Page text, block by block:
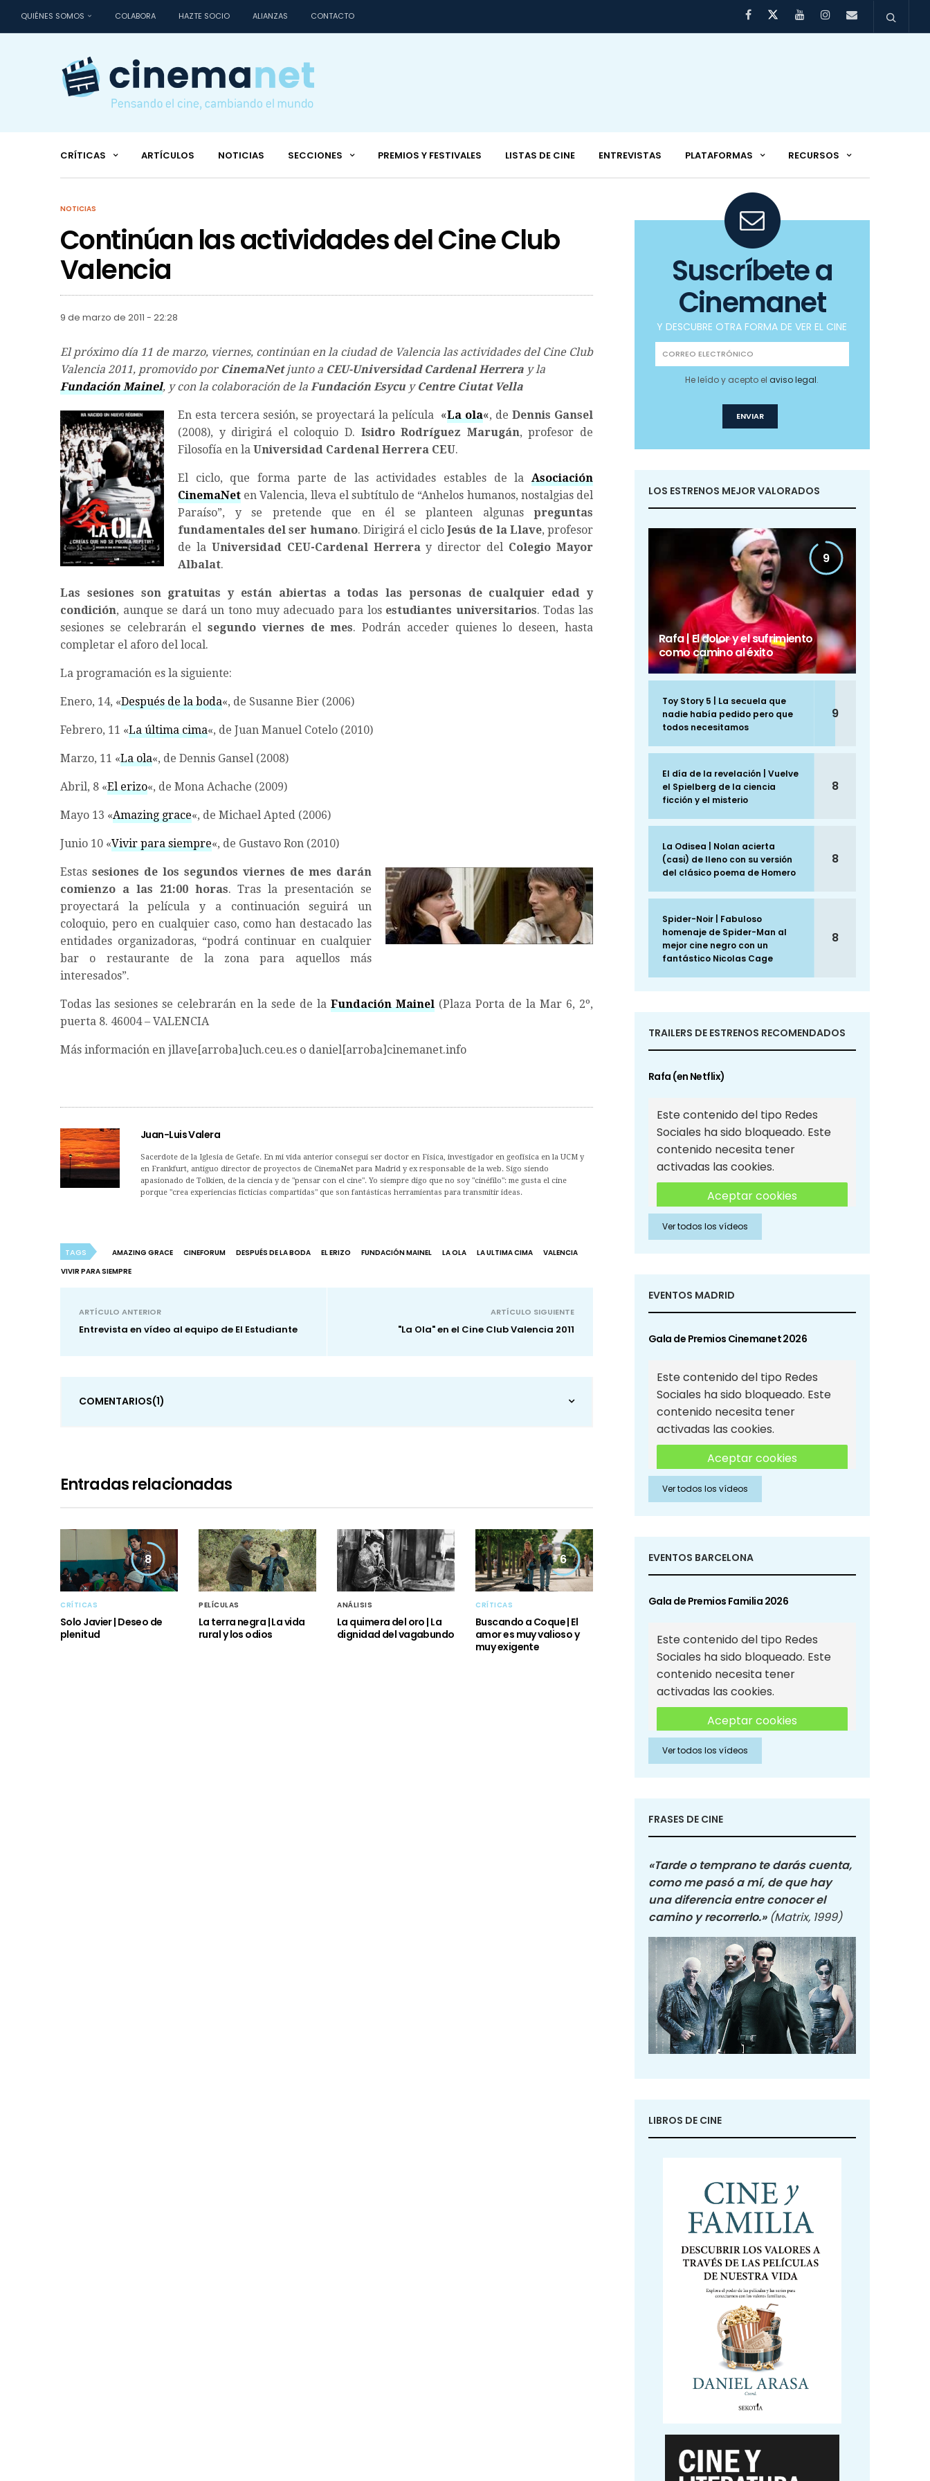
QUIÉNES SOMOS COLABORA HAZTE SOCIO ALIANZAS CONTACTO
CRÍTICAS ARTÍCULOS NOTICIAS SECCIONES PREMIOS Y FESTIVALES LISTAS DE CINE ENTREVISTAS PLATAFORMAS RECURSOS
NOTICIAS
Continúan las actividades del Cine Club
Valencia
9 de marzo de 2011 - 22:28
El próximo día 11 de marzo, viernes, continúan en la ciudad de Valencia las actividades del Cine Club
Valencia 2011, promovido por CinemaNetjunto a CEU-Universidad Cardenal Herrera y la
Fundación Mainel, y con la colaboración de la Fundación Esycu y Centre Ciutat Vella
En esta tercera sesión, se proyectará la película «La ola«, de Dennis Gansel
(2008), y dirigirá el coloquio D. Isidro Rodríguez Marugán, profesor de
Filosofía en la Universidad Cardenal Herrera CEU.
El ciclo, que forma parte de las actividades estables de la Asociación
CinemaNet en Valencia, lleva el subtítulo de “Anhelos humanos, nostalgias del
Paraíso”, y se pretende que en él se planteen algunas preguntas
fundamentales del ser humano. Dirigirá el cicloJesús de la Llave, profesor
de la Universidad CEU-Cardenal Herreray director del Colegio Mayor
Albalat.
Las sesiones son gratuitas y están abiertas a todas las personas de cualquier edad y
condición, aunque se dará un tono muy adecuado para los estudiantes universitarios. Todas las
sesiones se celebrarán elsegundo viernes de mes. Podrán acceder quienes lo deseen, hasta
completar el aforo del local.
La programación es la siguiente:
Enero, 14, «Después de la boda«, de Susanne Bier (2006)
Febrero, 11 «La última cima«, de Juan Manuel Cotelo (2010)
Marzo, 11 «La ola«, de Dennis Gansel (2008)
Abril, 8 «El erizo«, de Mona Achache (2009)
Mayo 13 «Amazing grace«, de Michael Apted (2006)
Junio 10 «Vivir para siempre«, de Gustavo Ron (2010)
Estas sesiones de los segundos viernes de mes darán
comienzo a las 21:00 horas. Tras la presentación se
proyectará la película y a continuación seguirá un
coloquio, pero en cualquier caso, como han destacado las
entidades organizadoras, “podrá continuar en cualquier
bar o restaurante de la zona para aquellos más
interesados”.
Todas las sesiones se celebrarán en la sede de la Fundación Mainel (Plaza Porta de la Mar 6, 2º,
puerta 8. 46004 – VALENCIA
Más información en jllave[arroba]uch.ceu.es o daniel[arroba]cinemanet.info
Juan-Luis Valera
Sacerdote de la Iglesia de Getafe. En mi vida anterior conseguí ser doctor en Física, investigador en geofísica en la UCM y
en Frankfurt, antiguo director de proyectos de CinemaNet para Madrid y ex responsable de la web. Sigo siendo
apasionado de Tolkien, de la ciencia y de "pensar con el cine". Yo siempre digo que no soy "cinéfilo": me gusta el cine
porque "crea experiencias ficticias compartidas" que son fantásticas herramientas para transmitir ideas.
TAGS AMAZING GRACE CINEFORUM DESPUÉS DE LA BODA EL ERIZO FUNDACIÓN MAINEL LA OLA LA ULTIMA CIMA
VALENCIA
VIVIR PARA SIEMPRE
ARTÍCULO ANTERIOR
Entrevista en vídeo al equipo de El Estudiante
ARTÍCULO SIGUIENTE
"La Ola" en el Cine Club Valencia 2011
COMENTARIOS(1)
Entradas relacionadas
8
CRÍTICAS
Solo Javier | Deseo de
plenitud
PELÍCULAS
La terra negra | La vida
rural y los odios
ANÁLISIS
La quimera del oro | La
dignidad del vagabundo
6
CRÍTICAS
Buscando a Coque | El
amor es muy valioso y
muy exigente
Suscríbete a
Cinemanet
Y DESCUBRE OTRA FORMA DE VER EL CINE
He leído y acepto elaviso legal.
LOS ESTRENOS MEJOR VALORADOS
9
Rafa | El dolor y el sufrimiento
como camino al éxito
Toy Story 5 | La secuela que
nadie había pedido pero que
todos necesitamos
9
El día de la revelación | Vuelve
el Spielberg de la ciencia
ficción y el misterio
8
La Odisea | Nolan acierta
(casi) de lleno con su versión
del clásico poema de Homero
8
Spider-Noir | Fabuloso
homenaje de Spider-Man al
mejor cine negro con un
fantástico Nicolas Cage
8
TRAILERS DE ESTRENOS RECOMENDADOS
Rafa (en Netflix)
Este contenido del tipo Redes
Sociales ha sido bloqueado. Este
contenido necesita tener
activadas las cookies.
Aceptar cookies
Aceptar cookies de Redes
Sociales
Ver todos los vídeos
EVENTOS MADRID
Gala de Premios Cinemanet 2026
Este contenido del tipo Redes
Sociales ha sido bloqueado. Este
contenido necesita tener
activadas las cookies.
Aceptar cookies
Aceptar cookies de Redes
Sociales
Ver todos los vídeos
EVENTOS BARCELONA
Gala de Premios Familia 2026
Este contenido del tipo Redes
Sociales ha sido bloqueado. Este
contenido necesita tener
activadas las cookies.
Aceptar cookies
Aceptar cookies de Redes
Sociales
Ver todos los vídeos
FRASES DE CINE
«Tarde o temprano te darás cuenta,
como me pasó a mí, de que hay
una diferencia entre conocer el
camino y recorrerlo.» (Matrix, 1999)
LIBROS DE CINE